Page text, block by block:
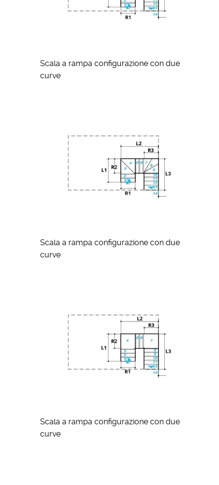
Scala a rampa configurazione con due
curve
Scala a rampa configurazione con due
curve
Scala a rampa configurazione con due
curve